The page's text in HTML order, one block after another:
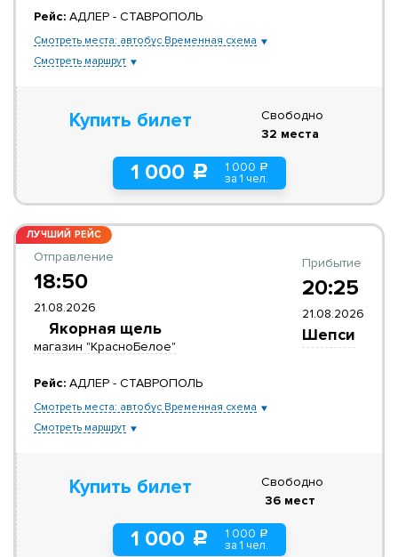
Рейс: АДЛЕР - СТАВРОПОЛЬ
Смотреть места: автобус Временная схема
Смотреть маршрут
Купить билет
1 000 c 1 000 a
за 1 чел.
Свободно
32 места
ЛУЧШИЙ РЕЙС
Отправление
18:50
21.08.2026
Якорная щель
магазин "КрасноБелое"
Прибытие
20:25
21.08.2026
Шепси
Рейс: АДЛЕР - СТАВРОПОЛЬ
Смотреть места: автобус Временная схема
Смотреть маршрут
Купить билет
1 000 c 1 000 a
за 1 чел.
Свободно
36 мест